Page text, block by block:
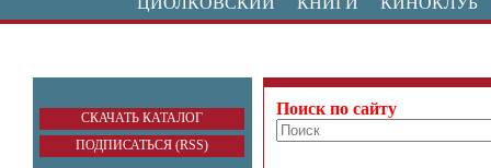
СКАЧАТЬ КАТАЛОГ
ПОДПИСАТЬСЯ (RSS)
Поиск по сайту